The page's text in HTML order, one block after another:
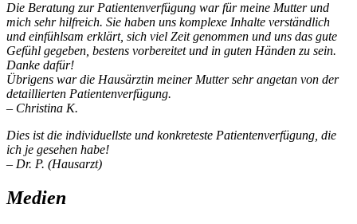
Die Beratung zur Patientenverfügung war für meine Mutter und
mich sehr hilfreich. Sie haben uns komplexe Inhalte verständlich
und einfühlsam erklärt, sich viel Zeit genommen und uns das gute
Gefühl gegeben, bestens vorbereitet und in guten Händen zu sein.
Danke dafür!
Übrigens war die Hausärztin meiner Mutter sehr angetan von der
detaillierten Patientenverfügung.
– Christina K.
Dies ist die individuellste und konkreteste Patientenverfügung, die
ich je gesehen habe!
– Dr. P. (Hausarzt)
Medien